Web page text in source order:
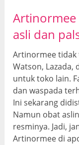
Artinormee
asli dan
Artinormee tidak
Watson, Lazada,
untuk toko lain.
dan waspada
Ini sekarang
Namun obat
resminya. Jadi,
Artinormee di